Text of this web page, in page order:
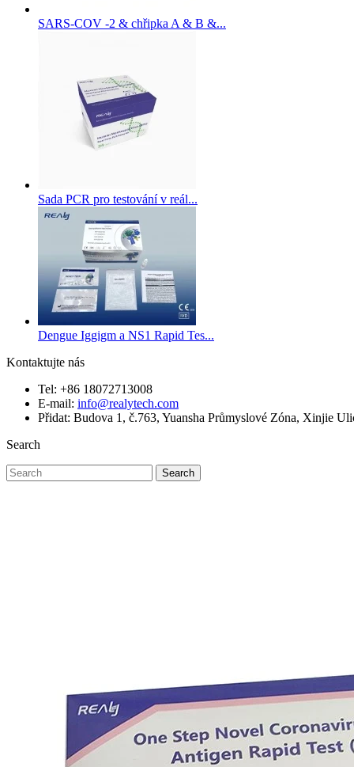
SARS-COV -2 & chřipka A & B &...
Sada PCR pro testování v reál...
Dengue Iggigm a NS1 Rapid Tes...
Kontaktujte nás
Tel: +86 18072713008
E-mail: info@realytech.com
Přidat: Budova 1, č.763, Yuansha Průmyslové Zóna, Xinjie
Search
Search